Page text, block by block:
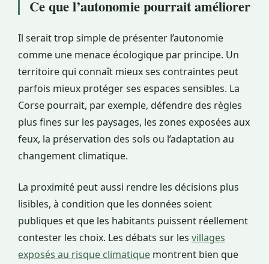
Ce que l’autonomie pourrait améliorer
Il serait trop simple de présenter l’autonomie
comme une menace écologique par principe. Un
territoire qui connaît mieux ses contraintes peut
parfois mieux protéger ses espaces sensibles. La
Corse pourrait, par exemple, défendre des règles
plus fines sur les paysages, les zones exposées aux
feux, la préservation des sols ou l’adaptation au
changement climatique.
La proximité peut aussi rendre les décisions plus
lisibles, à condition que les données soient
publiques et que les habitants puissent réellement
contester les choix. Les débats sur les villages
exposés au risque climatique montrent bien que